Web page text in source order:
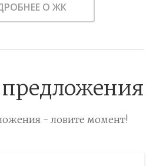
О ЖК
- ловите момент!